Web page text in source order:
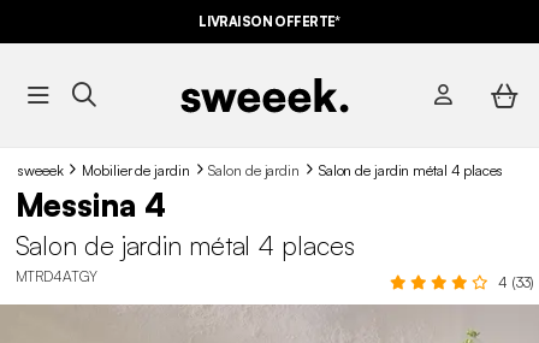
LIVRAISON OFFERTE*
sweeek Mobilier de jardin Salon de jardin Salon de jardin métal 4 places
Messina 4
Salon de jardin métal 4 places
MTRD4ATGY 4 (33)